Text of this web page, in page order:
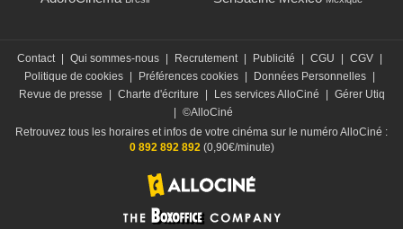
Contact Qui sommes-nous Recrutement Publicité CGU CGV
Politique de cookies
Préférences cookies Données Personnelles
Revue de presse
Charte d'écriture Les services AlloCiné
Gérer Utiq
©AlloCiné
Retrouvez tous les horaires et infos de votre cinéma sur le numéro AlloCiné :
0 892 892 892(0,90€/minute)